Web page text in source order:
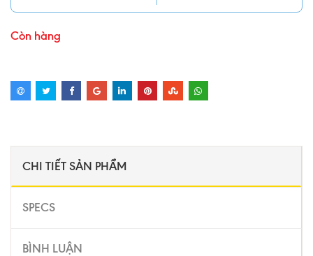
Còn hàng
CHI TIẾT SẢN PHẨM
SPECS
BÌNH LUẬN